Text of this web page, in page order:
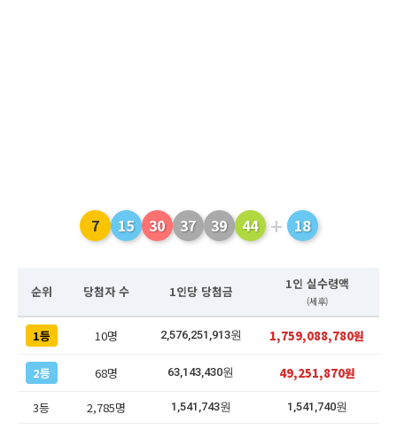
7 15 30 37 39 44 + 18
순위 당첨자 수 1인당 당첨금 1인 실수령액
(세후)
1등 10명 2,576,251,913원 1,759,088,780원
2등 68명 63,143,430원 49,251,870원
3등 2,785명 1,541,743원 1,541,740원